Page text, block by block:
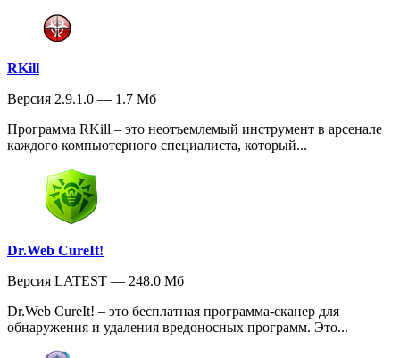
RKill
Версия 2.9.1.0 — 1.7 Мб
Программа RKill – это неотъемлемый инструмент в арсенале
каждого компьютерного специалиста, который...
Dr.Web CureIt!
Версия LATEST — 248.0 Мб
Dr.Web CureIt! – это бесплатная программа-сканер для
обнаружения и удаления вредоносных программ. Это...